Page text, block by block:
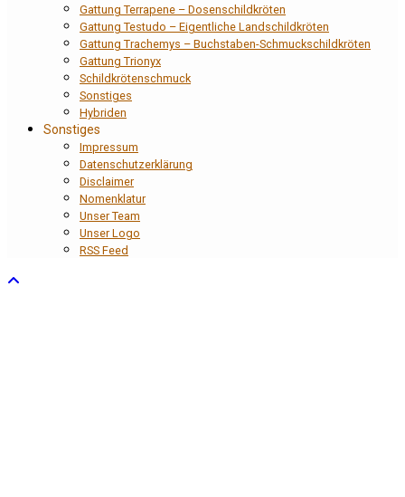
Gattung Terrapene – Dosenschildkröten
Gattung Testudo – Eigentliche Landschildkröten
Gattung Trachemys – Buchstaben-Schmuckschildkröten
Gattung Trionyx
Schildkrötenschmuck
Sonstiges
Hybriden
Sonstiges
Impressum
Datenschutzerklärung
Disclaimer
Nomenklatur
Unser Team
Unser Logo
RSS Feed